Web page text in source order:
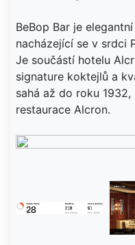
BeBop Bar je
nacházející se v srdci
Je součástí hotelu
signature koktejlů a
sahá až do roku
restaurace Alcron.